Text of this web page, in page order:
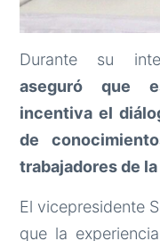
Durante su
aseguró que
incentiva el
de
trabajadores de
El vicepresidente
que la